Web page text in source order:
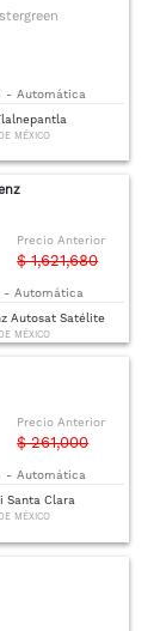
- Automática
MÉXICO
Precio Anterior
$ 1,621,680
- Automática
Autosat Satélite
MÉXICO
Precio Anterior
$ 261,000
- Automática
Santa Clara
MÉXICO